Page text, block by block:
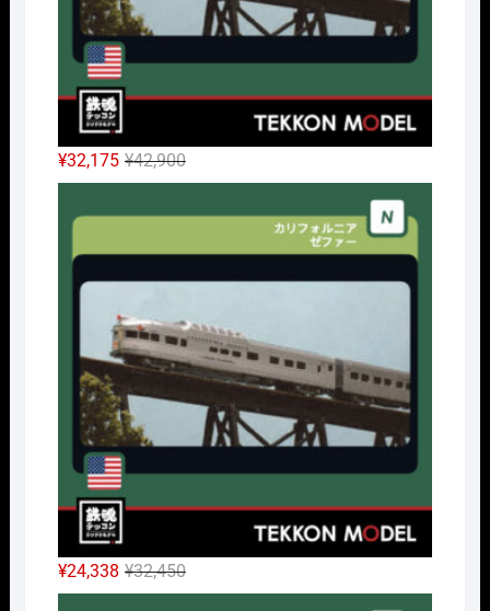
¥42,900元
の
価
で
し
た。
¥32,175
現
在
の
¥32,175
で
す。
¥32,450元
の
¥24,338
現
在